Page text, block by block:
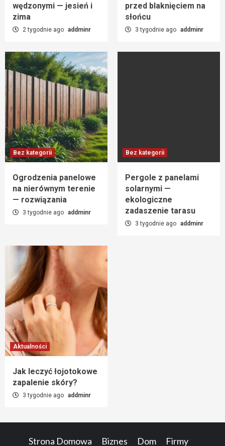
wędzonymi — jesień i
zima
2 tygodnie ago addminr
przed blaknięciem na
słońcu
3 tygodnie ago addminr
Bez kategorii
Ogrodzenia panelowe
na nierównym terenie
— rozwiązania
3 tygodnie ago addminr
Bez kategorii
Pergole z panelami
solarnymi —
ekologiczne
zadaszenie tarasu
3 tygodnie ago addminr
Aktualności
Jak leczyć łojotokowe
zapalenie skóry?
3 tygodnie ago addminr
Strona Domowa Biznes Dom Firmy